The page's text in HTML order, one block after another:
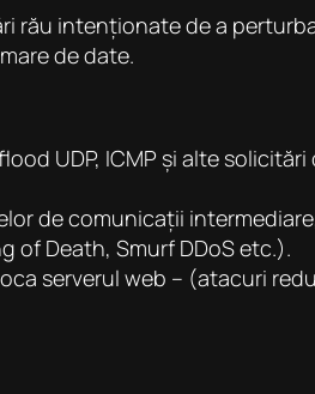
rău intenționate de a
de date.
UDP, ICMP și alte
de comunicații
of Death, Smurf DDoS etc.).
serverul web – (atacuri